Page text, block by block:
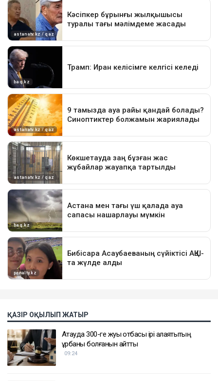
ҚАЗІР ОҚЫЛЫП ЖАТЫР
Ақтауда 300-ге жуық отбасы ірі алаяқтықтың
құрбаны болғанын айтты
09:24